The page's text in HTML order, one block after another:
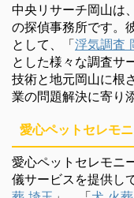
中央リサーチ岡山は
の探偵事務所です。
として、「浮気調査
とした様々な調査サ
技術と地元岡山に根
業の問題解決に寄り
愛心ペットセレモ
愛心ペットセレモニ
儀サービスを提供し